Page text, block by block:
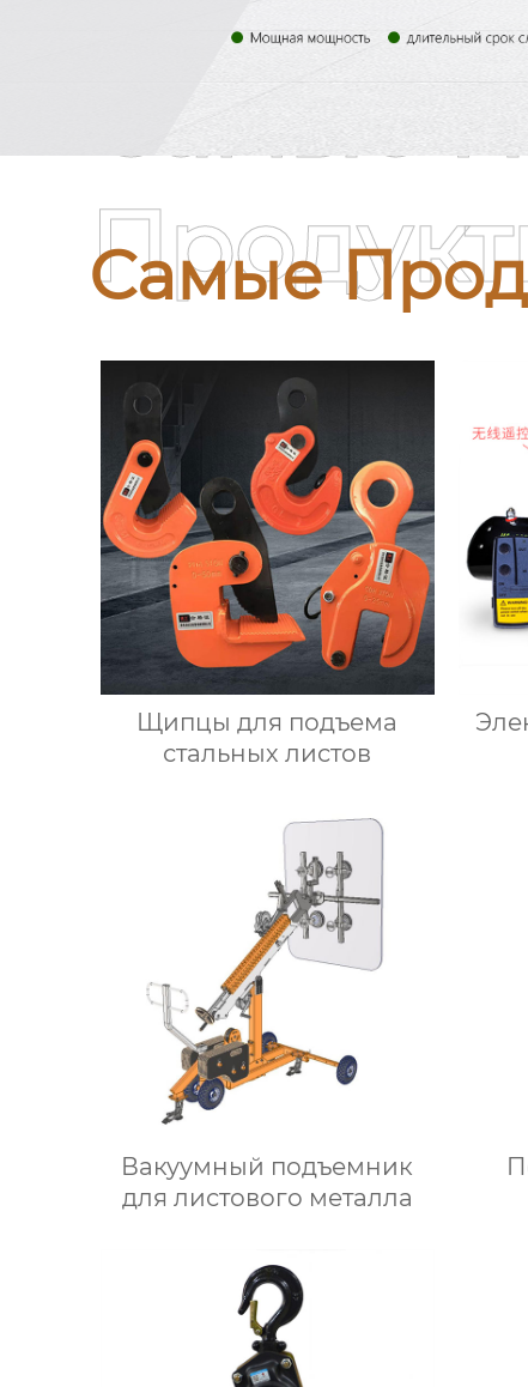
Самые
Самые
Щипцы для подъема
стальных листов
Вакуумный подъемник
для листового металла